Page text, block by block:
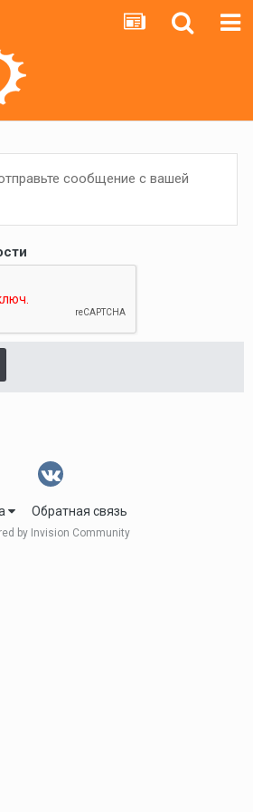
сообщение с вашей
Обратная связь
by Invision Community